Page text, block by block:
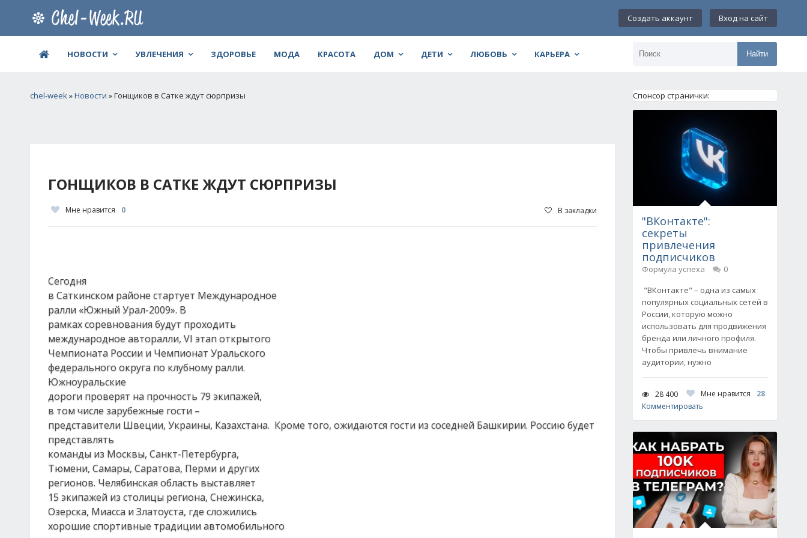
Создать аккаунт Вход на сайт
НОВОСТИ УВЛЕЧЕНИЯ ЗДОРОВЬЕ МОДА КРАСОТА ДОМ ДЕТИ ЛЮБОВЬ КАРЬЕРА Найти
chel-week»Новости » Гонщиков в Сатке ждут сюрпризы
ГОНЩИКОВ В САТКЕ ЖДУТ СЮРПРИЗЫ
Мне нравится 0 В закладки
Сегодня
в Саткинском районе стартует Международное
ралли «Южный Урал-2009». В
рамках соревнования будут проходить
международное авторалли, VI этап открытого
Чемпионата России и Чемпионат Уральского
федерального округа по клубному ралли.
Южноуральские
дороги проверят на прочность 79 экипажей,
в том числе зарубежные гости –
представители Швеции, Украины, Казахстана. Кроме того, ожидаются гости из соседней Башкирии. Россию будет
представлять
команды из Москвы, Санкт-Петербурга,
Тюмени, Самары, Саратова, Перми и других
регионов. Челябинская область выставляет
15 экипажей из столицы региона, Снежинска,
Озерска, Миасса и Златоуста, где сложились
хорошие спортивные традиции автомобильного
Спонсор странички:
"ВКонтакте":
секреты
привлечения
подписчиков
Формула успеха
0
"ВКонтакте" – одна из самых
популярных социальных сетей в
России, которую можно
использовать для продвижения
бренда или личного профиля.
Чтобы привлечь внимание
аудитории, нужно
28 400 Мне нравится
28
Комментировать